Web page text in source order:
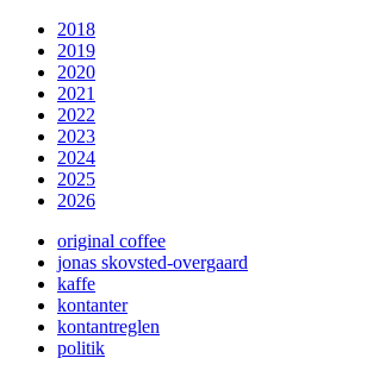
2018
2019
2020
2021
2022
2023
2024
2025
2026
original coffee
jonas skovsted-overgaard
kaffe
kontanter
kontantreglen
politik